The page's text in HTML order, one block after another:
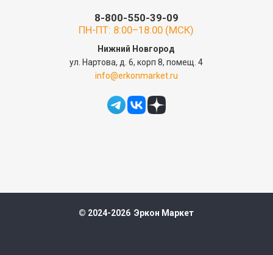
8-800-550-39-09
ПН-ПТ: 8:00–18:00 (МСК)
Нижний Новгород
ул. Нартова, д. 6, корп 8, помещ. 4
info@erkonmarket.ru
© 2024-2026 Эркон Маркет